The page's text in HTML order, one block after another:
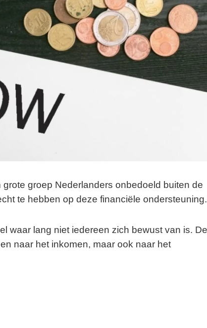
groep Nederlanders onbedoeld buiten de
te hebben op deze financiële ondersteuning.
waar lang niet iedereen zich bewust van is. De
naar het inkomen, maar ook naar het